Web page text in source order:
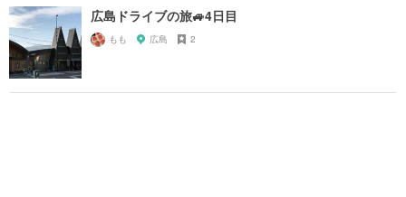
広島ドライブの旅🚙4日目
もも 広島 2